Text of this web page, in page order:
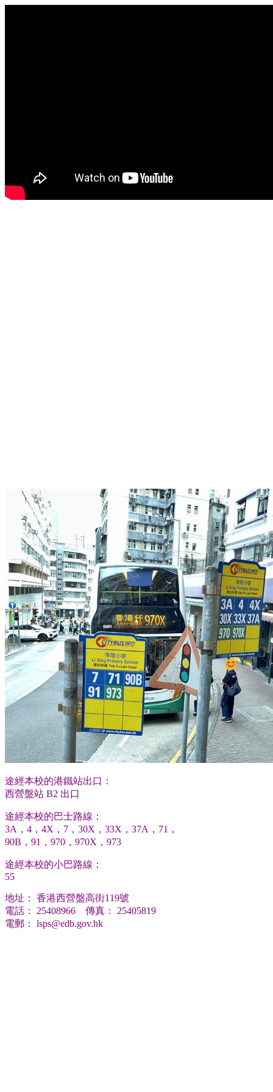
途經本校的港鐵站出口：
西營盤站 B2 出口
途經本校的巴士路線：
3A，4，4X，7，30X，33X，37A，71，
90B，91，970，970X，973
途經本校的小巴路線：
55
地址： 香港西營盤高街119號
電話： 25408966 傳真： 25405819
電郵： lsps@edb.gov.hk